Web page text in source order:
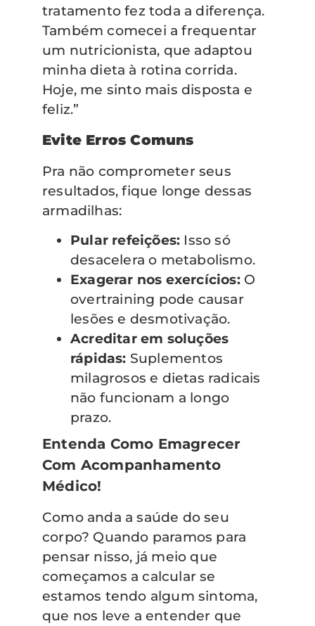
tratamento fez toda a diferença.
Também comecei a frequentar
um nutricionista, que adaptou
minha dieta à rotina corrida.
Hoje, me sinto mais disposta e
feliz.”
Evite Erros Comuns
Pra não comprometer seus
resultados, fique longe dessas
armadilhas:
Pular refeições: Isso só
desacelera o metabolismo.
Exagerar nos exercícios:O
overtraining pode causar
lesões e desmotivação.
Acreditar em soluções
rápidas: Suplementos
milagrosos e dietas radicais
não funcionam a longo
prazo.
Entenda Como Emagrecer
Com Acompanhamento
Médico!
Como anda a saúde do seu
corpo? Quando paramos para
pensar nisso, já meio que
começamos a calcular se
estamos tendo algum sintoma,
que nos leve a entender que